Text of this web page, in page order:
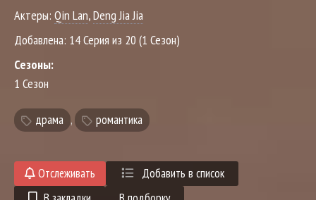
Актеры: Qin Lan,Deng Jia Jia
Добавлена: 14 Серия из 20 (1 Сезон)
Сезоны:
1 Сезон
драма , романтика
Отслеживать
Добавить в список